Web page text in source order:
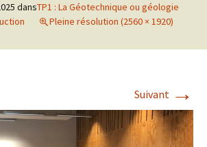
dansTP1 : La Géotechnique ou géologie
Pleine résolution (2560 × 1920)
Suivant →